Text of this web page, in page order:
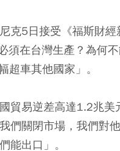
克5日接受《福斯財
須在台灣生產？為何
超車其他國家」。
貿易逆差高達1.2兆
們關閉市場，我們對
能出口」。